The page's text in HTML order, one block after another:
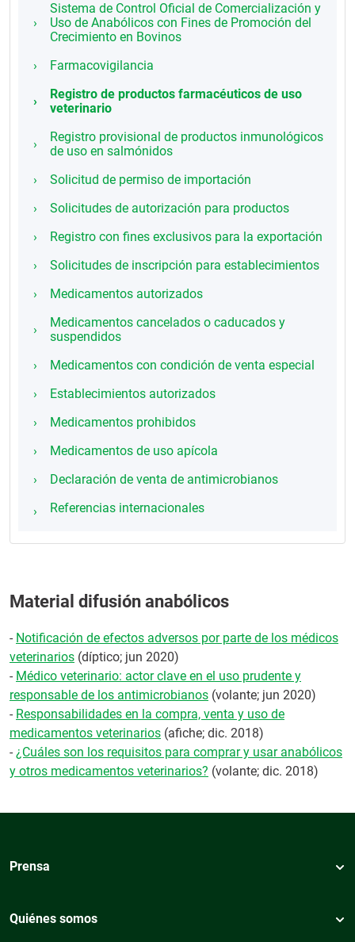
Sistema de Control Oficial de Comercialización y
Uso de Anabólicos con Fines de Promoción del
Crecimiento en Bovinos
Farmacovigilancia
Registro de productos farmacéuticos de uso
veterinario
Registro provisional de productos inmunológicos
de uso en salmónidos
Solicitud de permiso de importación
Solicitudes de autorización para productos
Registro con fines exclusivos para la exportación
Solicitudes de inscripción para establecimientos
Medicamentos autorizados
Medicamentos cancelados o caducados y
suspendidos
Medicamentos con condición de venta especial
Establecimientos autorizados
Medicamentos prohibidos
Medicamentos de uso apícola
Declaración de venta de antimicrobianos
Referencias internacionales
Material difusión anabólicos
- Notificación de efectos adversos por parte de los médicos
veterinarios (díptico; jun 2020)
- Médico veterinario: actor clave en el uso prudente y
responsable de los antimicrobianos (volante; jun 2020)
- Responsabilidades en la compra, venta y uso de
medicamentos veterinarios (afiche; dic. 2018)
- ¿Cuáles son los requisitos para comprar y usar anabólicos
y otros medicamentos veterinarios? (volante; dic. 2018)
Prensa
Quiénes somos